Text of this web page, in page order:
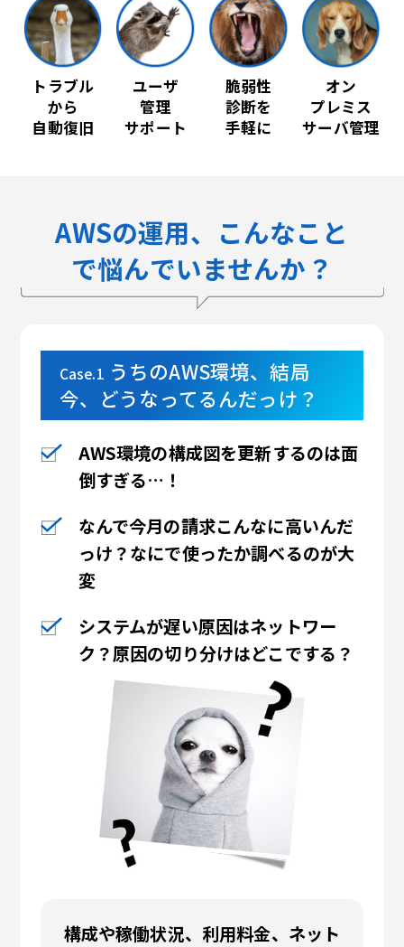
トラブル
から
自動復旧
ユーザ
管理
サポート
脆弱性
診断を
手軽に
オン
プレミス
サーバ管理
AWSの運用、こんなこと
で悩んでいませんか？
Case.1 うちのAWS環境、結局
今、どうなってるんだっけ？
AWS環境の構成図を更新するのは面
倒すぎる…！
なんで今月の請求こんなに高いんだ
っけ？なにで使ったか調べるのが大
変
システムが遅い原因はネットワー
ク？原因の切り分けはどこでする？
構成や稼働状況、利用料金、ネット